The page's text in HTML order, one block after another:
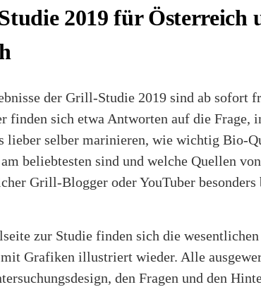
2019 für Österreich
der Grill-Studie 2019 sind ab sofort
finden sich etwa Antworten auf die Frage,
selber marinieren, wie wichtig Bio-
beliebtesten sind und welche Quellen
Grill-Blogger oder YouTuber besonders
zur Studie finden sich die wesentlichen
mit Grafiken illustriert wieder. Alle
den Fragen und den